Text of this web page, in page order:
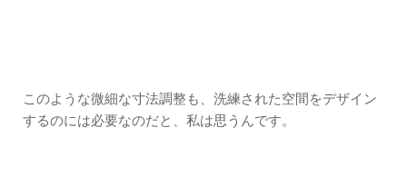
このような微細な寸法調整も、洗練された空間をデザイン
するのには必要なのだと、私は思うんです。